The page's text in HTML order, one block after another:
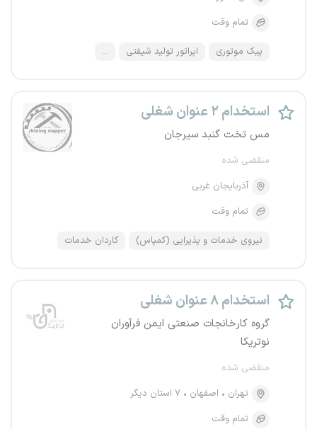
تمام وقت
پیک موتوری اپراتور تولید شیفتی ...
استخدام ۲ عنوان شغلی
مس تخت گنبد سیرجان
منقضی شده
آذربایجان غربی
تمام وقت
نیروی خدمات و پذیرایی (کمپاس) کاردان خدمات
استخدام ۸ عنوان شغلی
گروه کارخانجات صنعتی ایمن فرآوران
نوتریکا
منقضی شده
تهران
اصفهان
۷ استان دیگر
تمام وقت